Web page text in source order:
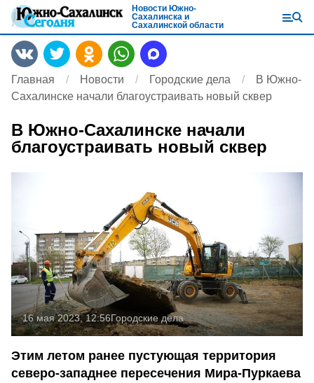
Новости Южно-
Сахалинска и
Сахалинской области
Главная Новости Городские дела
В Южно-
Сахалинске начали благоустраивать новый сквер
В Южно-Сахалинске начали
благоустраивать новый сквер
16 мая 2023, 12:56Городские дела
Этим летом ранее пустующая территория
северо-западнее пересечения Мира-Пуркаева